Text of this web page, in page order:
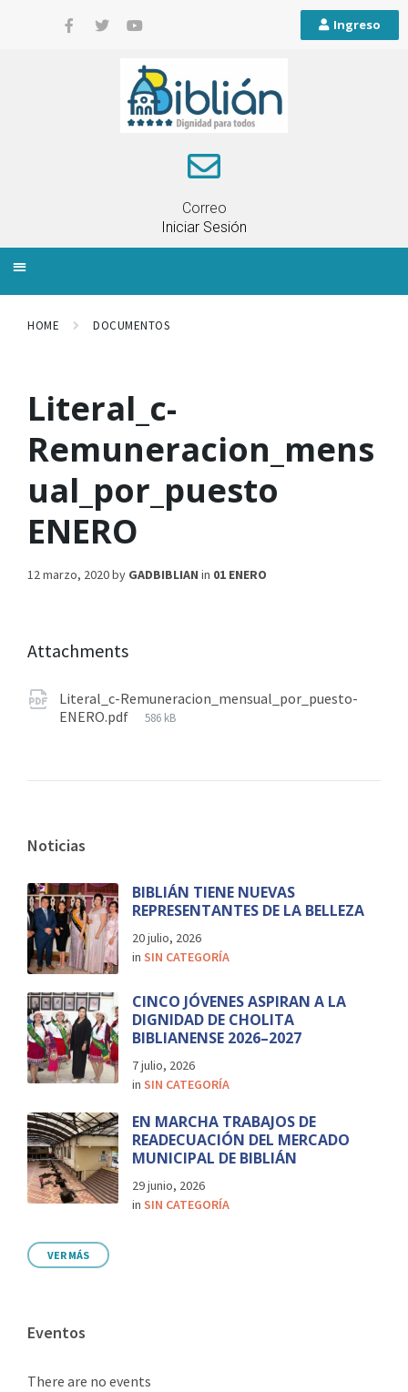
Ingreso
Correo
Iniciar Sesión
HOME DOCUMENTOS
Literal_c-
Remuneracion_mens
ual_por_puesto
ENERO
12 marzo, 2020by GADBIBLIAN in 01 ENERO
Attachments
Literal_c-Remuneracion_mensual_por_puesto-
ENERO.pdf
586 kB
Noticias
BIBLIÁN TIENE NUEVAS
REPRESENTANTES DE LA BELLEZA
20 julio, 2026
in SIN CATEGORÍA
CINCO JÓVENES ASPIRAN A LA
DIGNIDAD DE CHOLITA
BIBLIANENSE 2026–2027
7 julio, 2026
in SIN CATEGORÍA
EN MARCHA TRABAJOS DE
READECUACIÓN DEL MERCADO
MUNICIPAL DE BIBLIÁN
29 junio, 2026
in SIN CATEGORÍA
VER MÁS
Eventos
There are no events